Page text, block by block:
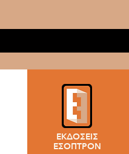
ΕΚΔΟΣΕΙΣ
ΕΣΟΠΤΡΟΝ